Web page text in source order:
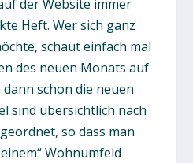
der Website immer
Heft. Wer sich ganz
schaut einfach mal
des neuen Monats auf
schon die neuen
sind übersichtlich nach
so dass man
Wohnumfeld